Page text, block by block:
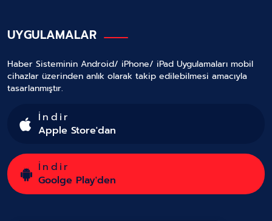
UYGULAMALAR
Haber Sisteminin Android/ iPhone/ iPad Uygulamaları mobil
cihazlar üzerinden anlık olarak takip edilebilmesi amacıyla
tasarlanmıştır.
İndir
Apple Store'dan
İndir
Goolge Play'den